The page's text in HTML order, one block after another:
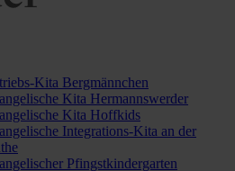
Kita Bergmännchen
Kita Hermannswerder
Kita Hoffkids
Integrations-Kita an der
Pfingstkindergarten